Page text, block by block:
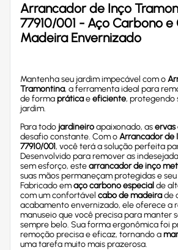
Arrancador de Inço
77910/001 - Aço Carbono
Madeira Envernizado
Mantenha seu jardim impecável com o
Tramontina, a ferramenta ideal para
de formapráticaeeficiente, protegendo
jardim.
Para todo jardineiroapaixonado, aservas
desafio constante. Com oArrancador de
77910/001, você terá a solução perfeita
Desenvolvido para remover as
sem esforço, estearrancador de inço
suas mãos permaneçam protegidas e
Fabricado emaço carbono especial de
com um confortável cabo de madeirade
acabamento envernizado, ele oferece a
manuseio que você precisa para manter
sempre belo. Sua forma ergonômica foi
remoção precisa e eficaz, tornando a
uma tarefa muito mais prazerosa.